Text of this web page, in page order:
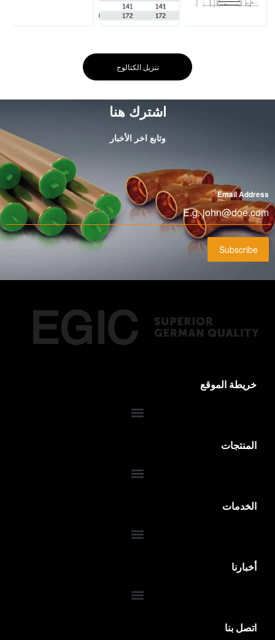
تنزيل الكتالوج
اشترك هنا
وتابع اخر الأخبار
Email Address
*
Subscribe
خريطة الموقع
المنتجات
الخدمات
أخبارنا
اتصل بنا